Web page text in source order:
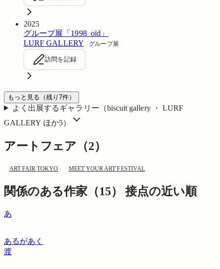
2025
グループ展「1998_oid」
LURF GALLERY
グループ展
訪問を記録
もっと見る （残り 7件）
よく出展するギャラリー（biscuit gallery ・ LURF
GALLERY ほか5）
アートフェア（2）
ART FAIR TOKYO MEET YOUR ART FESTIVAL
関係のある作家（15） 接点の近い順
あ
あるがあく
渡